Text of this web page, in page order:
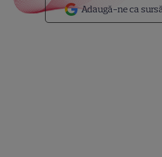
Adaugă-ne ca